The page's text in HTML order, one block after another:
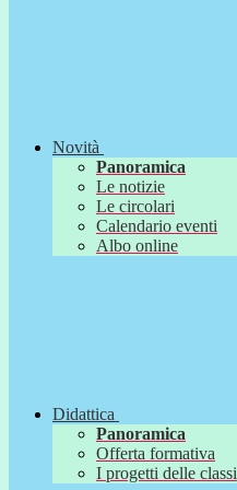
Novità
Panoramica
Le notizie
Le circolari
Calendario eventi
Albo online
Didattica
Panoramica
Offerta formativa
I progetti delle classi